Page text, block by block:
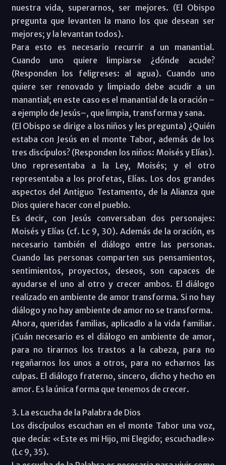
nuestra vida, superarnos, ser mejores. (El Obispo
pregunta que levanten la mano los que desean ser
mejores; y la levantan todos).
Para esto es necesario recurrir a un manantial.
Cuando uno quiere limpiarse ¿dónde acude?
(Responden los feligreses: al agua). Cuando uno
quiere ser renovado y limpiado debe acudir a un
manantial; en este caso es el manantial de la oración –
a ejemplo de Jesús–, que limpia, transforma y sana.
(El Obispo se dirige a los niños y les pregunta) ¿Quién
estaba con Jesús en el monte Tabor, además de los
tres discípulos? (Responden los niños: Moisés y Elías).
Uno representaba a la Ley, Moisés; y el otro
representaba a los profetas, Elías. Los dos grandes
aspectos del Antiguo Testamento, de la Alianza que
Dios quiere hacer con el pueblo.
Es decir, con Jesús conversaban dos personajes:
Moisés y Elías (cf. Lc 9, 30). Además de la oración, es
necesario también el diálogo entre las personas.
Cuando las personas comparten sus pensamientos,
sentimientos, proyectos, deseos, son capaces de
ayudarse el uno al otro y crecer ambos. El diálogo
realizado en ambiente de amor transforma. Si no hay
diálogo y no hay ambiente de amor no se transforma.
Ahora, queridas familias, aplicadlo a la vida familiar.
¡Cuán necesario es el diálogo en ambiente de amor,
para no tirarnos los trastos a la cabeza, para no
regañarnos los unos a otros, para no echarnos las
culpas. El diálogo fraterno, sincero, dicho y hecho en
amor. Es la única forma que tenemos de crecer.
3. La escucha de la Palabra de Dios
Los discípulos escuchan en el monte Tabor una voz,
que decía: «Este es mi Hijo, mi Elegido; escuchadle»
(Lc 9, 35).